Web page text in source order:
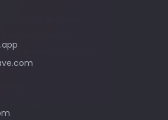
comprar
Brave. Si necesita